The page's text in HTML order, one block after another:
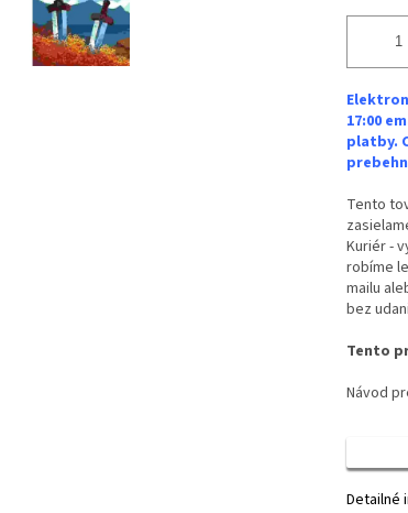
17:00
platby.
Tento
Kuriér -
robíme
mailu
bez
Tento
Návod
Detailné